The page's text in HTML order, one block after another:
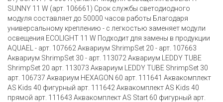
SUNNY 11 W (арт. 106661) Срок службы светодиодного
модуля составляет до 50000 часов работы Благодаря
универсальному креплению - с легкостью заменяет модули
освещения ECOLIGHT 11 W Подходит для замены в продукции
AQUAEL - арт. 107662 Аквариум ShrimpSet 20 - арт. 107663
Аквариум ShrimpSet 30 - арт. 113072 Аквариум LEDDY TUBE
ShrimpSet 20 арт. 113073 Аквариум LEDDY TUBE ShrimpSet 30
арт. 106737 Аквариум HEXAGON 60 арт. 111641 Аквакомплект
AS Kids 40 фигурный арт. 111642 Аквакомплект AS Kids 40
прямой арт. 111643 Аквакомплект AS Start 60 фигурный арт.